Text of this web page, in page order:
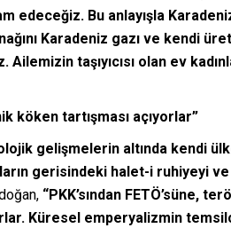
edeceğiz. Bu anlayışla
Karadeniz gazı ve kendi
taşıyıcısı olan ev
köken tartışması açıyorlar”
gelişmelerin altında kendi
gerisindeki halet-i ruhiyeyi
“PKK’sından FETÖ’süne,
Küresel emperyalizmin